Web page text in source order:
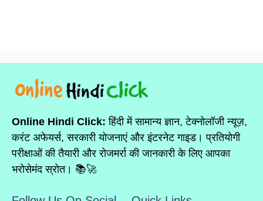
Online Hindi Click: हिंदी में सामान्य ज्ञान, टेक्नोलॉजी न्यूज़,
करंट अफेयर्स, सरकारी योजनाएं और इंटरनेट गाइड। प्रतियोगी
परीक्षाओं की तैयारी और रोजमर्रा की जानकारी के लिए आपका
भरोसेमंद स्रोत। 📚🚀